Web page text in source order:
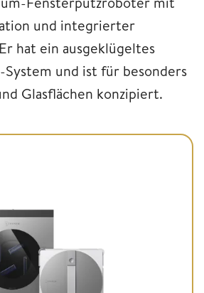
und integrierter
hat ein ausgeklügeltes
und ist für besonders
Glasflächen konzipiert.